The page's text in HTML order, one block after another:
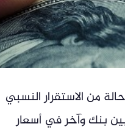
الدولار الأمريكي أمام الجنيه المصري، اليوم الأحد 31 مايو 2026، حالة من الاستقرار النسبي
بنك وآخر في أسعار